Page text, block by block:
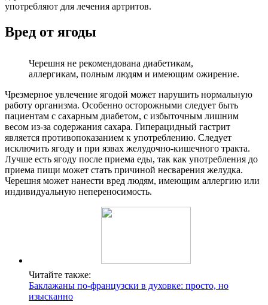
употребляют для лечения артритов.
Вред от ягоды
Черешня не рекомендована диабетикам,
аллергикам, полным людям и имеющим ожирение.
Чрезмерное увлечение ягодой может нарушить нормальную
работу организма. Особенно осторожными следует быть
пациентам с сахарным диабетом, с избыточным лишним
весом из-за содержания сахара. Гиперацидный гастрит
является противопоказанием к употреблению. Следует
исключить ягоду и при язвах желудочно-кишечного тракта.
Лучше есть ягоду после приема еды, так как употребления до
приема пищи может стать причиной несварения желудка.
Черешня может нанести вред людям, имеющим аллергию или
индивидуальную непереносимость.
Читайте также:
Баклажаны по-французски в духовке: просто, но
изысканно